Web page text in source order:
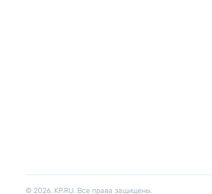
© 2026. KP.RU. Все права защищены.